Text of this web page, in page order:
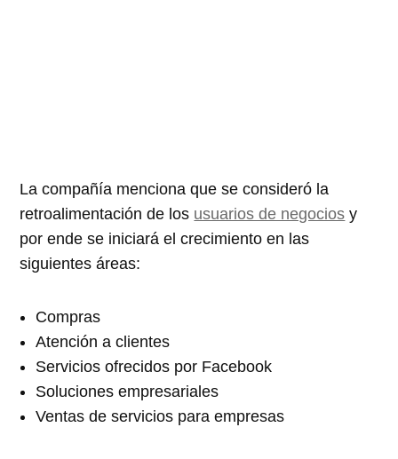
La compañía menciona que se consideró la
retroalimentación de los usuarios de negocios y
por ende se iniciará el crecimiento en las
siguientes áreas:
Compras
Atención a clientes
Servicios ofrecidos por Facebook
Soluciones empresariales
Ventas de servicios para empresas